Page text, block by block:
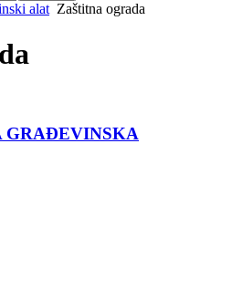
alat Zaštitna ograda
GRAĐEVINSKA